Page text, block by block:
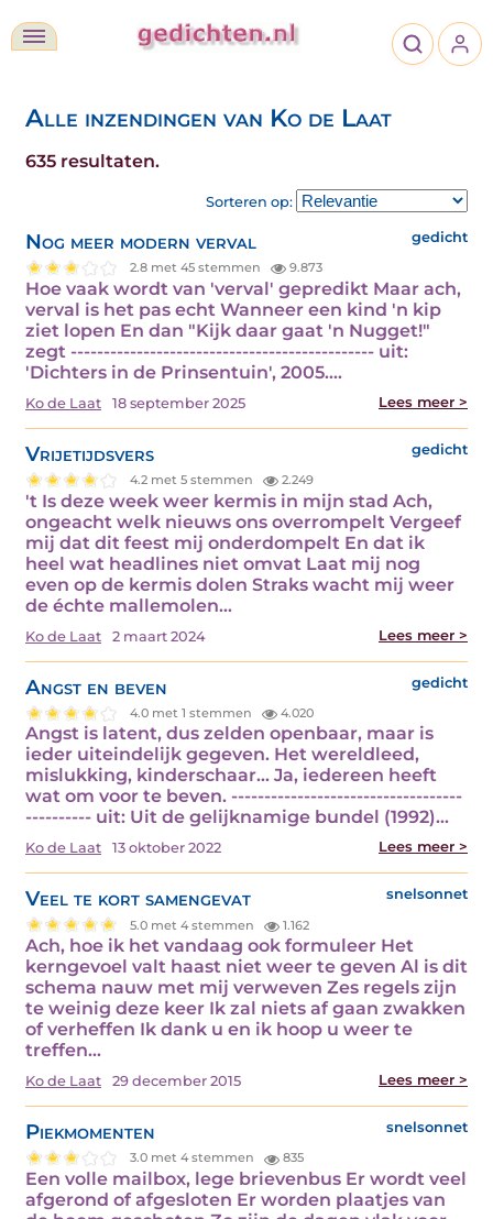
Alle inzendingen van Ko de Laat
635 resultaten.
Sorteren op:
Nog meer modern verval gedicht
2.8 met 45 stemmen 9.873
Hoe vaak wordt van 'verval' gepredikt Maar ach,
verval is het pas echt Wanneer een kind 'n kip
ziet lopen En dan "Kijk daar gaat 'n Nugget!"
zegt ---------------------------------------------- uit:
'Dichters in de Prinsentuin', 2005.…
Ko de Laat 18 september 2025 Lees meer >
Vrijetijdsvers gedicht
4.2 met 5 stemmen 2.249
't Is deze week weer kermis in mijn stad Ach,
ongeacht welk nieuws ons overrompelt Vergeef
mij dat dit feest mij onderdompelt En dat ik
heel wat headlines niet omvat Laat mij nog
even op de kermis dolen Straks wacht mij weer
de échte mallemolen…
Ko de Laat 2 maart 2024 Lees meer >
Angst en beven gedicht
4.0 met 1 stemmen 4.020
Angst is latent, dus zelden openbaar, maar is
ieder uiteindelijk gegeven. Het wereldleed,
mislukking, kinderschaar... Ja, iedereen heeft
wat om voor te beven. -----------------------------------
---------- uit: Uit de gelijknamige bundel (1992)…
Ko de Laat 13 oktober 2022 Lees meer >
Veel te kort samengevat snelsonnet
5.0 met 4 stemmen 1.162
Ach, hoe ik het vandaag ook formuleer Het
kerngevoel valt haast niet weer te geven Al is dit
schema nauw met mij verweven Zes regels zijn
te weinig deze keer Ik zal niets af gaan zwakken
of verheffen Ik dank u en ik hoop u weer te
treffen…
Ko de Laat 29 december 2015 Lees meer >
Piekmomenten snelsonnet
3.0 met 4 stemmen 835
Een volle mailbox, lege brievenbus Er wordt veel
afgerond of afgesloten Er worden plaatjes van